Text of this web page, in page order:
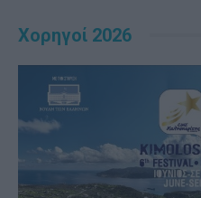
Χορηγοί 2026